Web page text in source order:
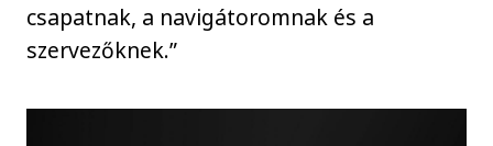
csapatnak, a navigátoromnak és a
szervezőknek.”